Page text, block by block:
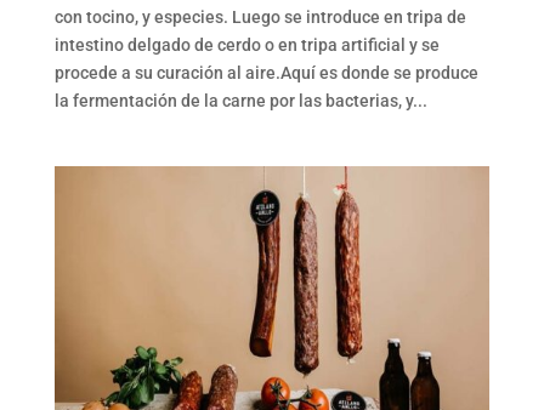
con tocino, y especies. Luego se introduce en tripa de
intestino delgado de cerdo o en tripa artificial y se
procede a su curación al aire.Aquí es donde se produce
la fermentación de la carne por las bacterias, y...